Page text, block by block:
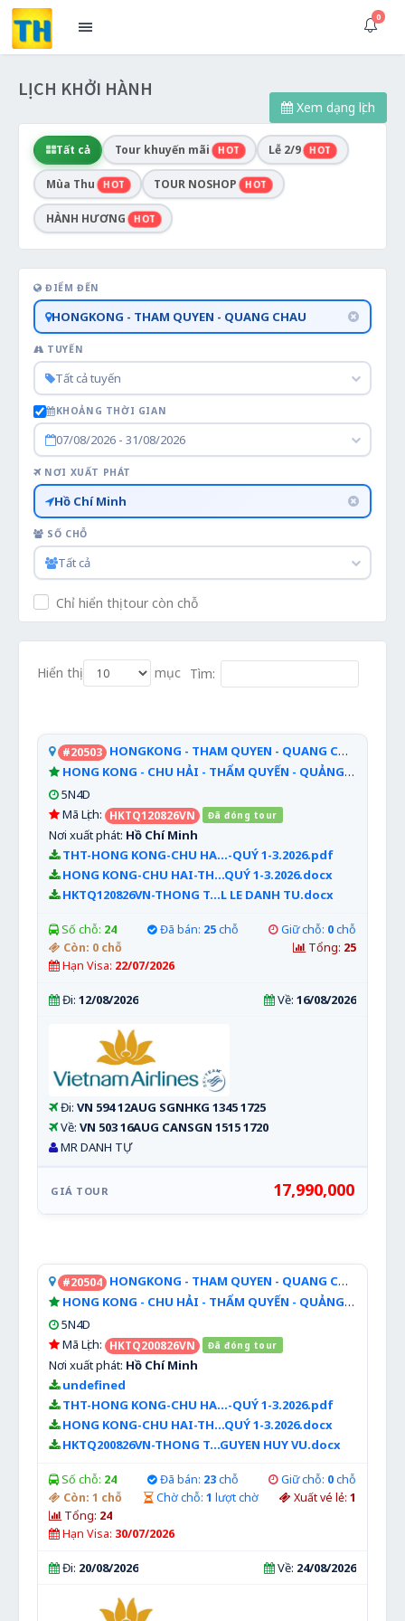
0
Xem dạng lịch
LỊCH KHỞI HÀNH
Tất cả Tour khuyến mãi HOT Lễ 2/9 HOT
Mùa Thu HOT TOUR NOSHOP HOT
HÀNH HƯƠNG HOT
ĐIỂM ĐẾN
HONGKONG - THAM QUYEN - QUANG CHAU
TUYẾN
Tất cả tuyến
KHOẢNG THỜI GIAN
07/08/2026 - 31/08/2026
NƠI XUẤT PHÁT
Hồ Chí Minh
SỐ CHỖ
Tất cả
Chỉ hiển thị tour còn chỗ
Hiển thị mục Tìm:
#20503 HONGKONG - THAM QUYEN - QUANG CHAU
HONG KONG - CHU HẢI - THẨM QUYẾN - QUẢNG CHÂU
5N4D
Mã Lịch: HKTQ120826VN Đã đóng tour
Nơi xuất phát: Hồ Chí Minh
THT-HONG KONG-CHU HA...-QUÝ 1-3.2026.pdf
HONG KONG-CHU HAI-TH...QUÝ 1-3.2026.docx
HKTQ120826VN-THONG T...L LE DANH TU.docx
Số chỗ: 24 Đã bán: 25chỗ Giữ chỗ: 0chỗ
Còn: 0 chỗ Tổng: 25
Hạn Visa: 22/07/2026
Đi: 12/08/2026 Về: 16/08/2026
Đi: VN 594 12AUG SGNHKG 1345 1725
Về: VN 503 16AUG CANSGN 1515 1720
MR DANH TỰ
17,990,000
#20504 HONGKONG - THAM QUYEN - QUANG CHAU
HONG KONG - CHU HẢI - THẨM QUYẾN - QUẢNG CHÂU
5N4D
Mã Lịch: HKTQ200826VN Đã đóng tour
Nơi xuất phát: Hồ Chí Minh
undefined
THT-HONG KONG-CHU HA...-QUÝ 1-3.2026.pdf
HONG KONG-CHU HAI-TH...QUÝ 1-3.2026.docx
HKTQ200826VN-THONG T...GUYEN HUY VU.docx
Số chỗ: 24 Đã bán: 23chỗ Giữ chỗ: 0chỗ
Còn: 1 chỗ Chờ chỗ: 1 lượt chờ Xuất vé lẻ: 1
Tổng: 24
Hạn Visa: 30/07/2026
Đi: 20/08/2026 Về: 24/08/2026